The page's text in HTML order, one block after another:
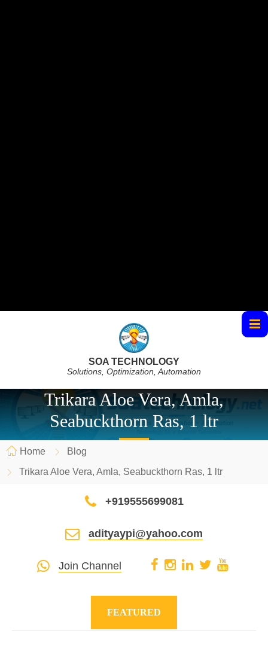
SOA TECHNOLOGY
Solutions, Optimization, Automation
Trikara Aloe Vera, Amla,
Seabuckthorn Ras, 1 ltr
Home
Blog
Trikara Aloe Vera, Amla, Seabuckthorn Ras, 1 ltr
+919555699081
adityaypi@yahoo.com
Join Channel
FEATURED